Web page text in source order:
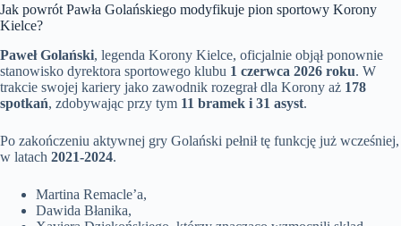
Jak powrót Pawła Golańskiego modyfikuje pion sportowy Korony
Kielce?
Paweł Golański, legenda Korony Kielce, oficjalnie objął ponownie
stanowisko dyrektora sportowego klubu 1 czerwca 2026 roku. W
trakcie swojej kariery jako zawodnik rozegrał dla Korony aż 178
spotkań, zdobywając przy tym 11 bramek i 31 asyst.
Po zakończeniu aktywnej gry Golański pełnił tę funkcję już wcześniej,
w latach 2021-2024.
Martina Remacle’a,
Dawida Błanika,